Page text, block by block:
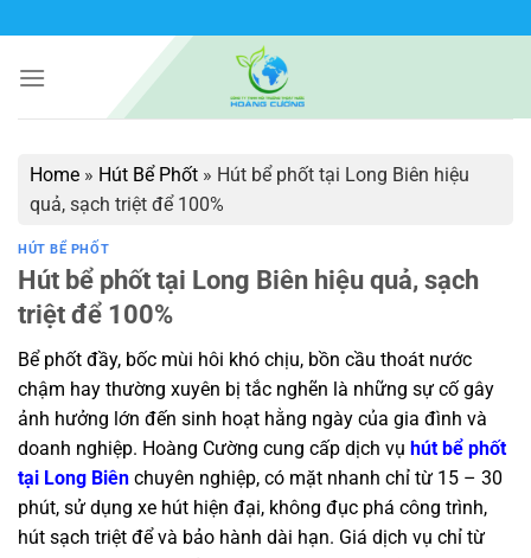
qua
nội
Home » Hút Bể Phốt » Hút bể phốt tại Long Biên hiệu
quả, sạch triệt để 100%
HÚT BỂ PHỐT
Hút bể phốt tại Long Biên hiệu quả, sạch
triệt để 100%
Bể phốt đầy, bốc mùi hôi khó chịu, bồn cầu thoát nước
chậm hay thường xuyên bị tắc nghẽn là những sự cố gây
ảnh hưởng lớn đến sinh hoạt hằng ngày của gia đình và
doanh nghiệp. Hoàng Cường cung cấp dịch vụ hút bể phốt
tại Long Biên chuyên nghiệp, có mặt nhanh chỉ từ 15 – 30
phút, sử dụng xe hút hiện đại, không đục phá công trình,
hút sạch triệt để và bảo hành dài hạn. Giá dịch vụ chỉ từ